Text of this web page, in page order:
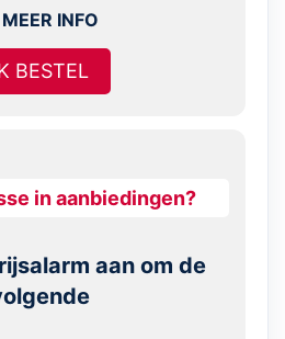
MEER INFO
BESTEL
in aanbiedingen?
aan om de